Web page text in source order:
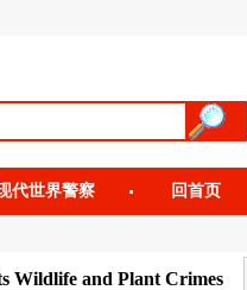
代世界警察 回首页
Wildlife and Plant Crimes